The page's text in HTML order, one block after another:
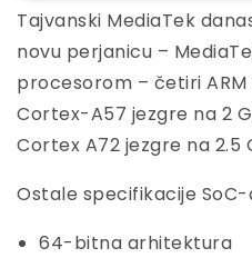
Tajvanski MediaTek
novu perjanicu –
procesorom – četiri ARM
Cortex-A57 jezgre na 2
Cortex A72 jezgre na 2.5
Ostale specifikacije SoC-
64-bitna arhitektura